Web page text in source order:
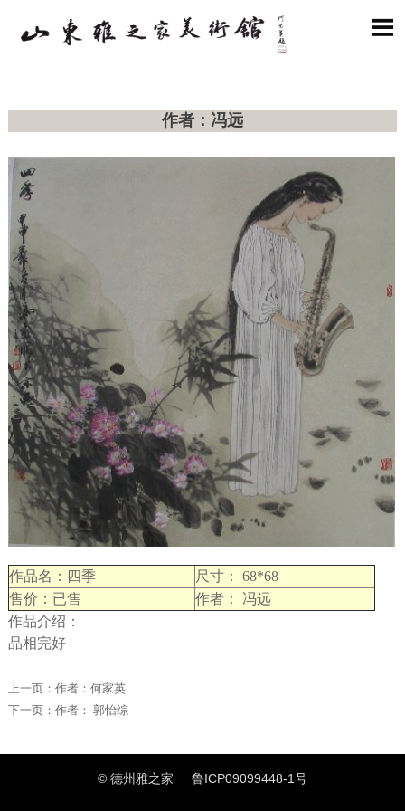

作者：冯远
作品名：四季
尺寸： 68*68
售价：已售
作者： 冯远
作品介绍：
品相完好
上一页： 作者：何家英
下一页： 作者： 郭怡综
© 德州雅之家 鲁ICP09099448-1号